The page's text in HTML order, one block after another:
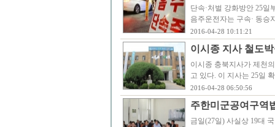
단속·처벌 강화방안 25
음주운전자는 구속· 동
2016-04-28 10:11:21
이시종 지사 철도
이시종 충북지사가 제천
고 있다. 이 지사는 25일
2016-04-28 06:50:56
주한미군공여구역
금일(27일) 사실상 19대